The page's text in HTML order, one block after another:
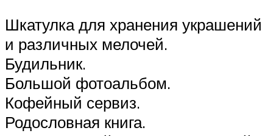
Шкатулка для хранения украшений
и различных мелочей.
Будильник.
Большой фотоальбом.
Кофейный сервиз.
Родословная книга.